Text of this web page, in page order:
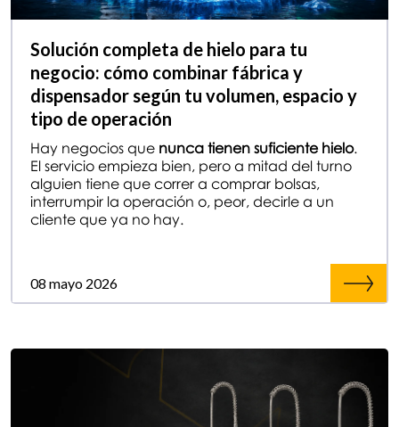
Solución completa de hielo para tu
negocio: cómo combinar fábrica y
dispensador según tu volumen, espacio y
tipo de operación
Hay negocios que nunca tienen suficiente hielo.
El servicio empieza bien, pero a mitad del turno
alguien tiene que correr a comprar bolsas,
interrumpir la operación o, peor, decirle a un
cliente que ya no hay.
08 mayo 2026